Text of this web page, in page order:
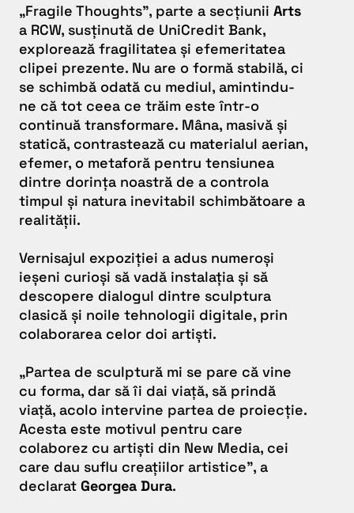
„Fragile Thoughts”, parte a secțiunii Arts
a RCW, susținută de UniCredit Bank,
explorează fragilitatea și efemeritatea
clipei prezente. Nu are o formă stabilă, ci
se schimbă odată cu mediul, amintindu-
ne că tot ceea ce trăim este într-o
continuă transformare. Mâna, masivă și
statică, contrastează cu materialul aerian,
efemer, o metaforă pentru tensiunea
dintre dorința noastră de a controla
timpul și natura inevitabil schimbătoare a
realității.
Vernisajul expoziției a adus numeroși
ieșeni curioși să vadă instalația și să
descopere dialogul dintre sculptura
clasică și noile tehnologii digitale, prin
colaborarea celor doi artiști.
„Partea de sculptură mi se pare că vine
cu forma, dar să îi dai viață, să prindă
viață, acolo intervine partea de proiecție.
Acesta este motivul pentru care
colaborez cu artiști din New Media, cei
care dau suflu creațiilor artistice”, a
declarat Georgea Dura.